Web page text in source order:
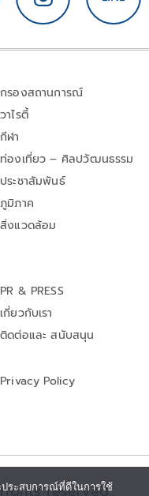
กรองสถานการณ์
วาไรตี้
กีฬา
ท่องเที่ยว – ศิลปวัฒนธรรม
ประชาสัมพันธ์
ภูมิภาค
สิ่งแวดล้อม
PR & PRESS
เกี่ยวกับเรา
ติดต่อและ สนับสนุน
Privacy Policy
reserved.,
ระสบการณ์ที่ดีในการใช้